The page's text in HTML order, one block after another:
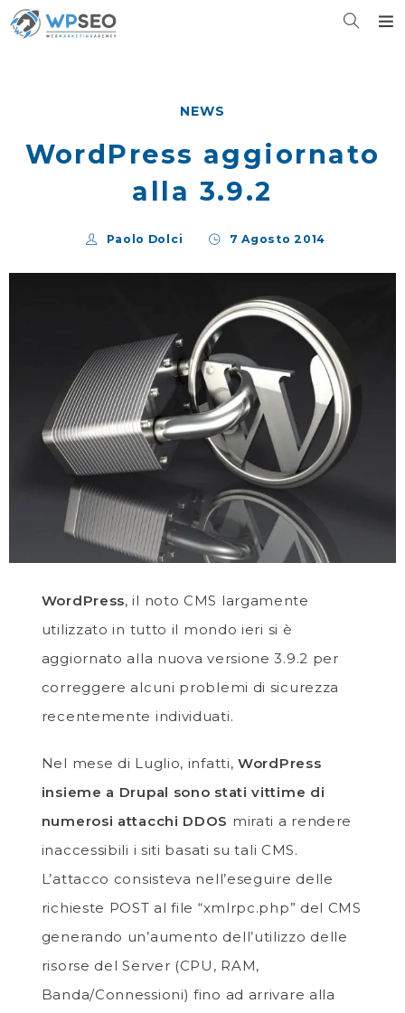
NEWS
WordPress aggiornato
alla 3.9.2
Paolo Dolci 7 Agosto 2014
WordPress, il noto CMS largamente
utilizzato in tutto il mondo ieri si è
aggiornato alla nuova versione 3.9.2 per
correggere alcuni problemi di sicurezza
recentemente individuati.
Nel mese di Luglio, infatti,WordPress
insieme a Drupal sono stati vittime di
numerosi attacchi DDOS mirati a rendere
inaccessibili i siti basati su tali CMS.
L’attacco consisteva nell’eseguire delle
richieste POST al file “xmlrpc.php” del CMS
generando un’aumento dell’utilizzo delle
risorse del Server (CPU, RAM,
Banda/Connessioni) fino ad arrivare alla